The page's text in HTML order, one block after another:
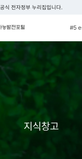
식 전자정부 누리집입니다.
#5
#6
지식창고